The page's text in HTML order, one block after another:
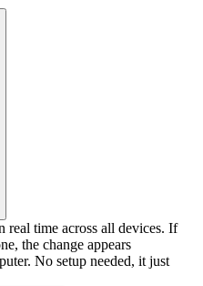
real time across all devices. If
the change appears
No setup needed, it just